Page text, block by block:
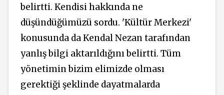
belirtti. Kendisi hakkında ne
düşündüğümüzü sordu. 'Kültür Merkezi'
konusunda da Kendal Nezan tarafından
yanlış bilgi aktarıldığını belirtti. Tüm
yönetimin bizim elimizde olması
gerektiği şeklinde dayatmalarda